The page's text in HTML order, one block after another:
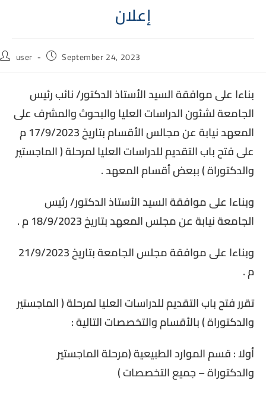
إعلان
Postuser Post
published:
September 24, 2023
بناءا على موافقة السيد الأستاذ الدكتور/ نائب رئيس
الجامعة لشئون الدراسات العليا والبحوث والمشرف على
المعهد نيابة عن مجالس الأقسام بتاريخ 17/9/2023 م
على فتح باب التقديم للدراسات العليا لمرحلة ( الماجستير
والدكتوراة ) ببعض أقسام المعهد .
وبناءا على موافقة السيد الأستاذ الدكتور/ رئيس
الجامعة نيابة عن مجلس المعهد بتاريخ 18/9/2023 م .
وبناءا على موافقة مجلس الجامعة بتاريخ 21/9/2023
م .
تقرر فتح باب التقديم للدراسات العليا لمرحلة ( الماجستير
والدكتوراة ) بالأقسام والتخصصات التالية :
أولا : قسم الموارد الطبيعية (مرحلة الماجستير
والدكتوراة – جميع التخصصات )